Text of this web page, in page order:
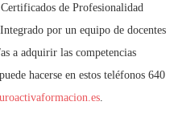
de Profesionalidad
por un equipo de docentes
a adquirir las competencias
hacerse en estos teléfonos 640